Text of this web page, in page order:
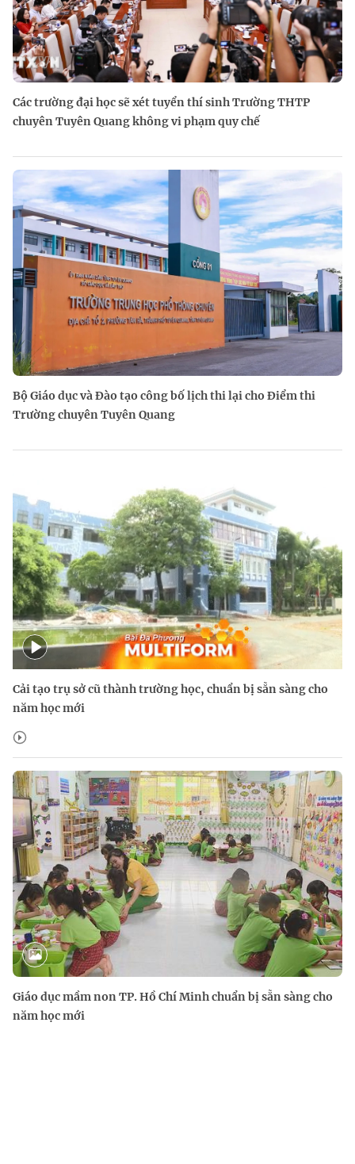
Các trường đại học sẽ xét tuyển thí sinh Trường THTP
chuyên Tuyên Quang không vi phạm quy chế
Bộ Giáo dục và Đào tạo công bố lịch thi lại cho Điểm thi
Trường chuyên Tuyên Quang
Cải tạo trụ sở cũ thành trường học, chuẩn bị sẵn sàng cho
năm học mới
Giáo dục mầm non TP. Hồ Chí Minh chuẩn bị sẵn sàng cho
năm học mới